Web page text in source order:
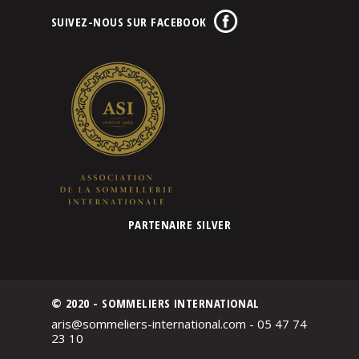
SUIVEZ-NOUS SUR FACEBOOK
PARTENAIRE SILVER
© 2020 - SOMMELIERS INTERNATIONAL
aris@sommeliers-international.com - 05 47 74
23 10